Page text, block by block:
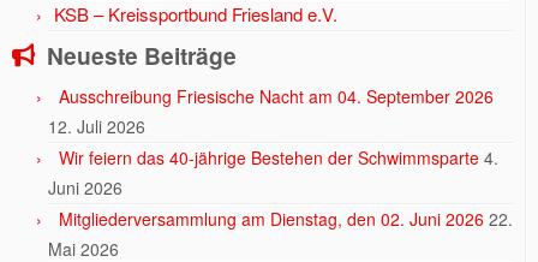
KSB – Kreissportbund Friesland e.V.
Neueste Beiträge
Ausschreibung Friesische Nacht am 04. September 2026
12. Juli 2026
Wir feiern das 40-jährige Bestehen der Schwimmsparte 4.
Juni 2026
Mitgliederversammlung am Dienstag, den 02. Juni 2026 22.
Mai 2026